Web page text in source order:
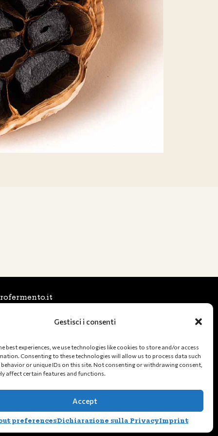
Gestisci i consenti
best experiences, we use technologies like cookies to store and/or access
Consenting to these technologies will allow us to process data such
or unique IDs on this site. Not consenting or withdrawing consent,
affect certain features and functions.
Accept
preferencesDichiarazione sulla PrivacyImprint
(Tommaso)
02582660391